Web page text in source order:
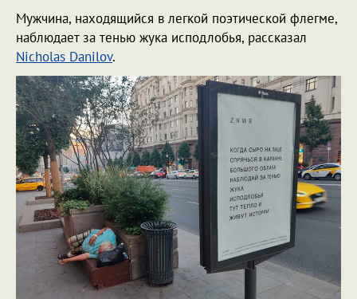
Мужчина, находящийся в легкой поэтической флегме,
наблюдает за тенью жука исподлобья, рассказал
Nicholas Danilov.